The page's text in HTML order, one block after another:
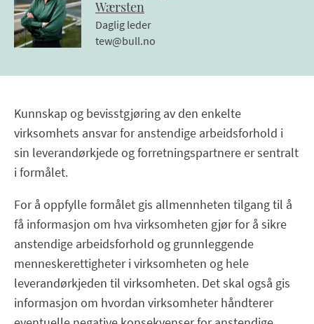
Wærsten
Daglig leder
tew@bull.no
Kunnskap og bevisstgjøring av den enkelte
virksomhets ansvar for anstendige arbeidsforhold i
sin leverandørkjede og forretningspartnere er sentralt
i formålet.
For å oppfylle formålet gis allmennheten tilgang til å
få informasjon om hva virksomheten gjør for å sikre
anstendige arbeidsforhold og grunnleggende
menneskerettigheter i virksomheten og hele
leverandørkjeden til virksomheten. Det skal også gis
informasjon om hvordan virksomheter håndterer